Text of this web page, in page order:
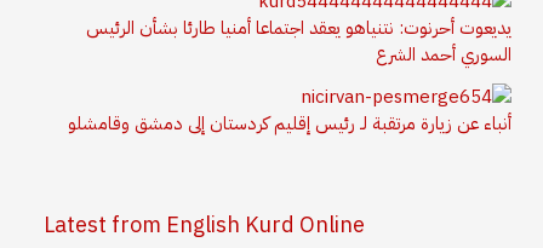
يديعوت أحرنوت: نتنياهو يعقد اجتماعا أمنيا طارئا بشأن الرئيس
السوري أحمد الشرع
أنباء عن زيارة مرتقبة لـ رئيس إقليم كردستان إلى دمشق وقامشلو
Latest from English Kurd Online